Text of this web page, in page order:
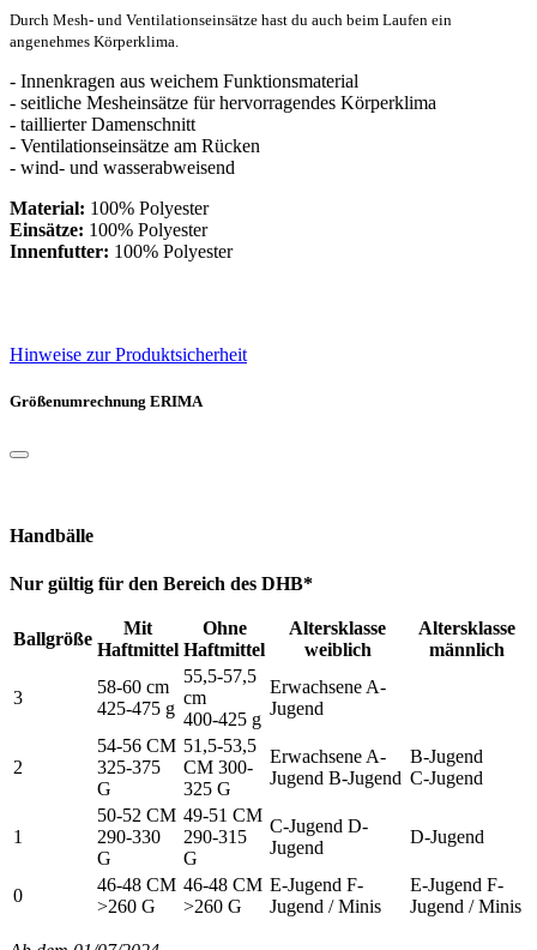
Durch Mesh- und Ventilationseinsätze hast du auch beim Laufen ein
angenehmes Körperklima.
- Innenkragen aus weichem Funktionsmaterial
- seitliche Mesheinsätze für hervorragendes Körperklima
- taillierter Damenschnitt
- Ventilationseinsätze am Rücken
- wind- und wasserabweisend
Material: 100% Polyester
Einsätze: 100% Polyester
Innenfutter: 100% Polyester
Hinweise zur Produktsicherheit
Größenumrechnung ERIMA
Handbälle
Nur gültig für den Bereich des DHB*
Ballgröße
Mit
Haftmittel
Ohne
Haftmittel
Altersklasse
weiblich
Altersklasse
männlich
3
58-60 cm
425-475 g
55,5-57,5
cm
400-425 g
Erwachsene A-
Jugend
2
54-56 CM
325-375
G
51,5-53,5
CM 300-
325 G
Erwachsene A-
Jugend B-Jugend
B-Jugend
C-Jugend
1
50-52 CM
290-330
G
49-51 CM
290-315
G
C-Jugend D-
Jugend
D-Jugend
0
46-48 CM
>260 G
46-48 CM
>260 G
E-Jugend F-
Jugend / Minis
E-Jugend F-
Jugend / Minis